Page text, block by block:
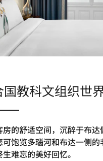
国教科文组织世
房的舒适空间，沉醉于布达
饱览多瑙河和布达一侧的
难忘的美好回忆。